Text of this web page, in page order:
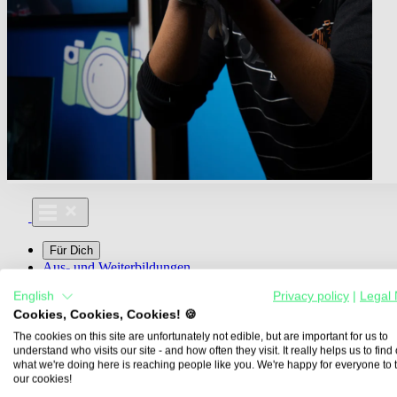
Für Dich
Aus- und Weiterbildungen
Media For You
Über Uns
Übersicht
English Privacy policy
Legal
Cookies, Cookies, Cookies! 🍪
The cookies on this site are unfortunately not edible, but are important for us to
understand who visits our site - and how often they visit. It really helps us to find
what we're doing here is reaching people like you. We're happy for everyone to
our cookies!